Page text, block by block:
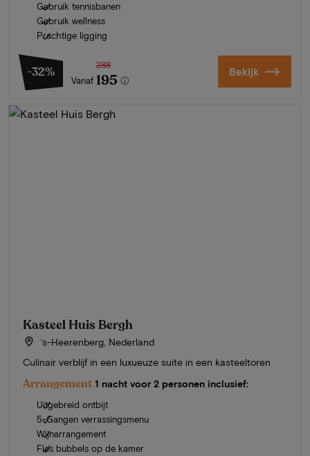
Gebruik tennisbanen
Gebruik wellness
Prachtige ligging
-32%
Vanaf
288
195 Bekijk
Kasteel Huis Bergh
‘s-Heerenberg, Nederland
Culinair verblijf in een luxueuze suite in een kasteeltoren
Arrangement 1 nacht voor 2 personen inclusief:
Uitgebreid ontbijt
5-Gangen verrassingsmenu
Wijnarrangement
Fles bubbels op de kamer